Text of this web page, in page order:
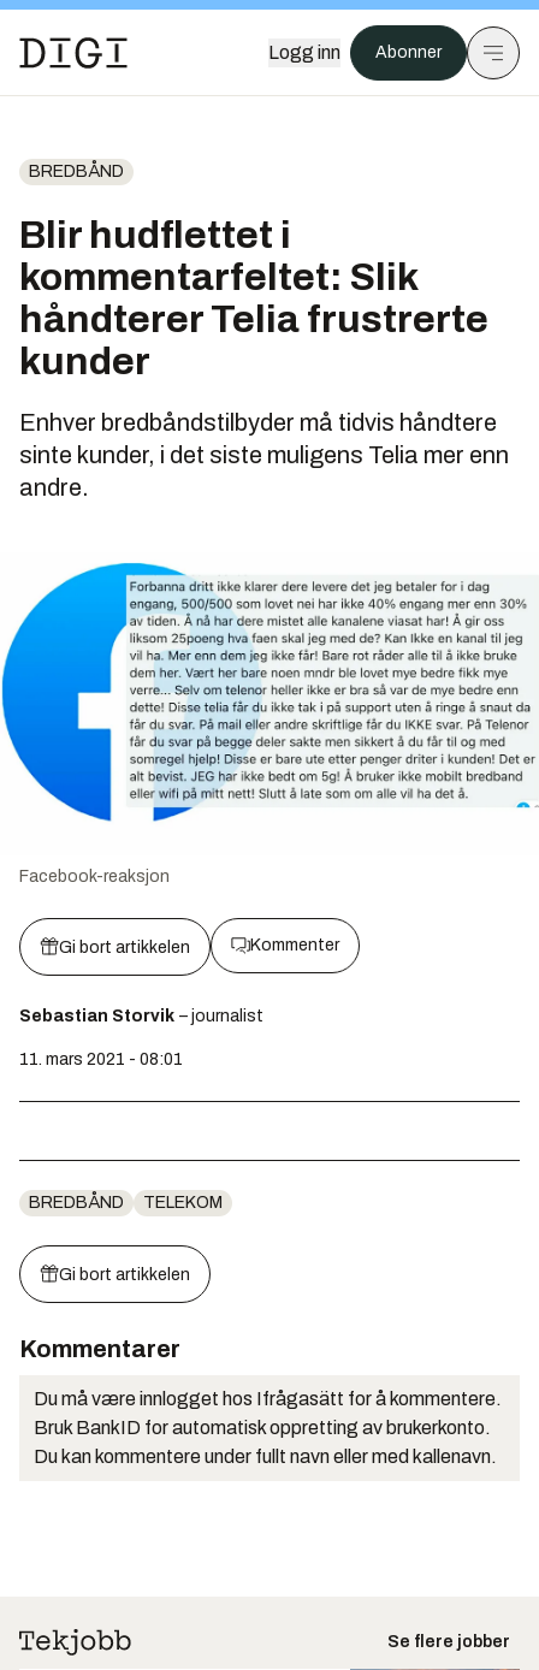
Logg inn Abonner
BREDBÅND
Blir hudflettet i
kommentarfeltet: Slik
håndterer Telia frustrerte
kunder
Enhver bredbåndstilbyder må tidvis håndtere
sinte kunder, i det siste muligens Telia mer enn
andre.
Facebook-reaksjon
Gi bort artikkelen Kommenter
Sebastian Storvik – journalist
11. mars 2021 - 08:01
BREDBÅND TELEKOM
Gi bort artikkelen
Kommentarer
Du må være innlogget hos Ifrågasätt for å kommentere.
Bruk BankID for automatisk oppretting av brukerkonto.
Du kan kommentere under fullt navn eller med kallenavn.
Se flere jobber